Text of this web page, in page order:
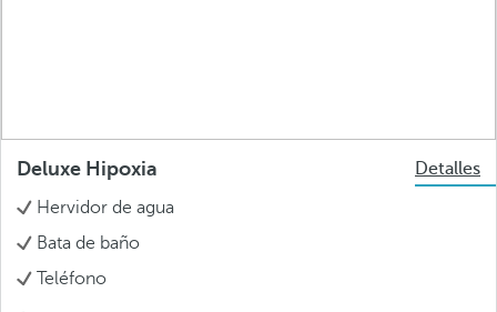
Deluxe Hipoxia
Detalles
Hervidor de agua
Bata de baño
Teléfono